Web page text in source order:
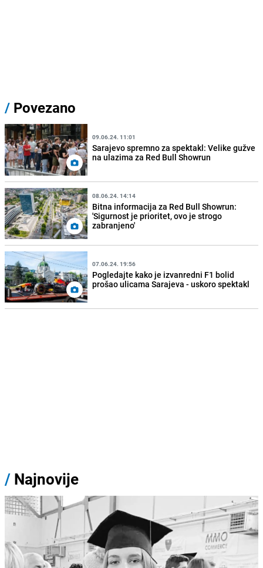
/ Povezano
09.06.24. 11:01
Sarajevo spremno za spektakl: Velike gužve
na ulazima za Red Bull Showrun
08.06.24. 14:14
Bitna informacija za Red Bull Showrun:
'Sigurnost je prioritet, ovo je strogo
zabranjeno'
07.06.24. 19:56
Pogledajte kako je izvanredni F1 bolid
prošao ulicama Sarajeva - uskoro spektakl
/ Najnovije